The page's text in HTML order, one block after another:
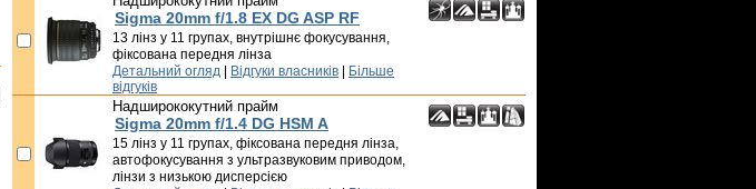
Sigma 20mm f/1.8 EX DG ASP RF
13 лінз у 11 групах, внутрішнє фокусування,
фіксована передня лінза
Детальний огляд Відгуки власників
Більше
відгуків
Надширококутний прайм
Sigma 20mm f/1.4 DG HSM A
15 лінз у 11 групах, фіксована передня лінза,
автофокусування з ультразвуковим приводом,
лінзи з низькою дисперсією